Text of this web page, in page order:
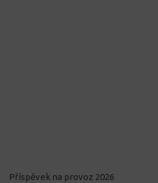
Příspěvek na provoz 2026